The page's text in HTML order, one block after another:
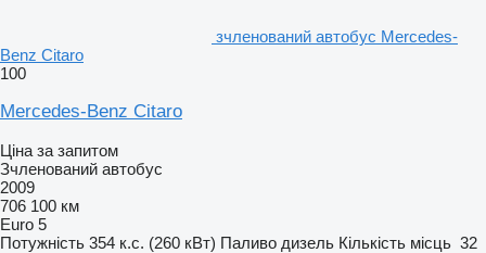
зчленований автобус Mercedes-
Benz Citaro
100
Mercedes-Benz Citaro
Ціна за запитом
Зчленований автобус
2009
706 100 км
Euro 5
Потужність 354 к.с. (260 кВт) Паливо дизель Кількість місць 32